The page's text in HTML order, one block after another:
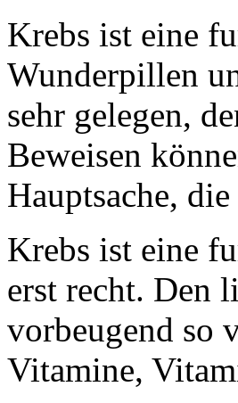
Krebs ist eine
Wunderpillen
sehr gelegen,
Beweisen
Hauptsache,
Krebs ist eine
erst recht. Den
vorbeugend so
Vitamine,